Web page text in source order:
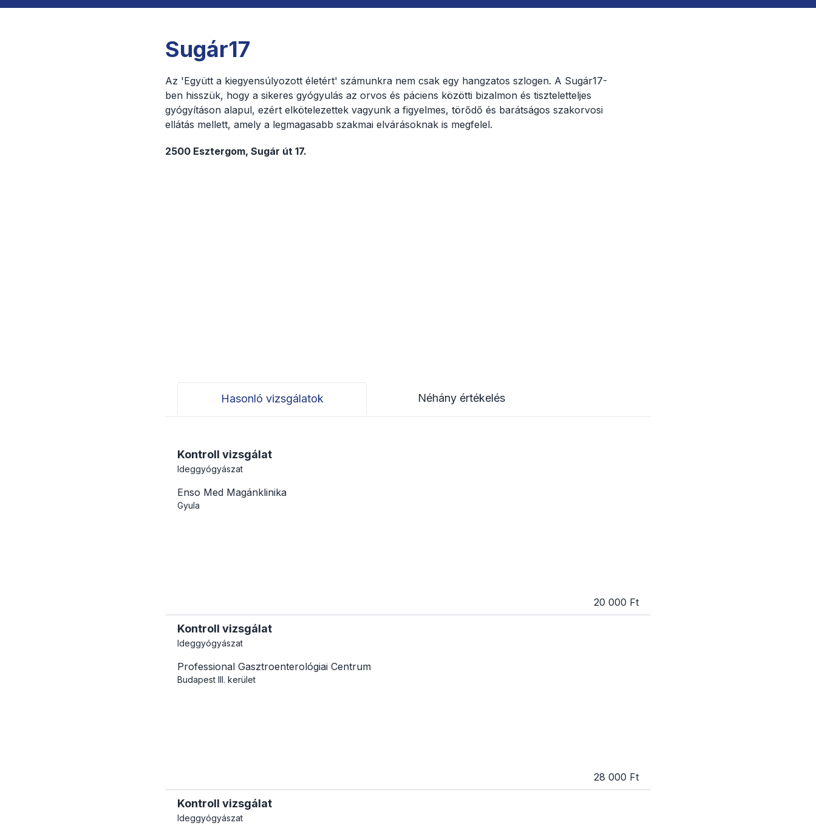
Sugár17
Az 'Együtt a kiegyensúlyozott életért' számunkra nem csak egy hangzatos szlogen. A Sugár17-
ben hisszük, hogy a sikeres gyógyulás az orvos és páciens közötti bizalmon és tiszteletteljes
gyógyításon alapul, ezért elkötelezettek vagyunk a figyelmes, törődő és barátságos szakorvosi
ellátás mellett, amely a legmagasabb szakmai elvárásoknak is megfelel.
2500 Esztergom, Sugár út 17.
Hasonló vizsgálatok Néhány értékelés
Kontroll vizsgálat
Ideggyógyászat
Enso Med Magánklinika
Gyula
20 000 Ft
Kontroll vizsgálat
Ideggyógyászat
Professional Gasztroenterológiai Centrum
Budapest III. kerület
28 000 Ft
Kontroll vizsgálat
Ideggyógyászat